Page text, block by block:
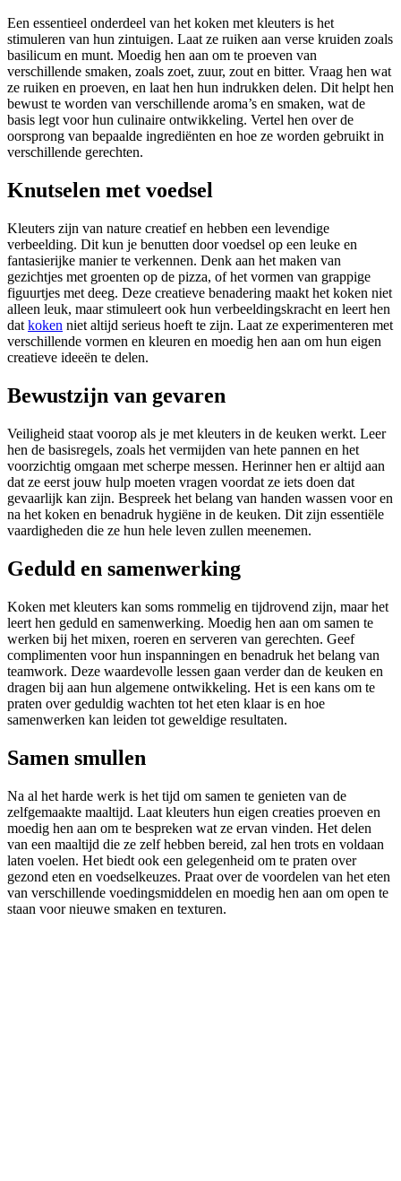
Een essentieel onderdeel van het koken met kleuters is het
stimuleren van hun zintuigen. Laat ze ruiken aan verse kruiden zoals
basilicum en munt. Moedig hen aan om te proeven van
verschillende smaken, zoals zoet, zuur, zout en bitter. Vraag hen wat
ze ruiken en proeven, en laat hen hun indrukken delen. Dit helpt hen
bewust te worden van verschillende aroma’s en smaken, wat de
basis legt voor hun culinaire ontwikkeling. Vertel hen over de
oorsprong van bepaalde ingrediënten en hoe ze worden gebruikt in
verschillende gerechten.
Knutselen met voedsel
Kleuters zijn van nature creatief en hebben een levendige
verbeelding. Dit kun je benutten door voedsel op een leuke en
fantasierijke manier te verkennen. Denk aan het maken van
gezichtjes met groenten op de pizza, of het vormen van grappige
figuurtjes met deeg. Deze creatieve benadering maakt het koken niet
alleen leuk, maar stimuleert ook hun verbeeldingskracht en leert hen
dat koken niet altijd serieus hoeft te zijn. Laat ze experimenteren met
verschillende vormen en kleuren en moedig hen aan om hun eigen
creatieve ideeën te delen.
Bewustzijn van gevaren
Veiligheid staat voorop als je met kleuters in de keuken werkt. Leer
hen de basisregels, zoals het vermijden van hete pannen en het
voorzichtig omgaan met scherpe messen. Herinner hen er altijd aan
dat ze eerst jouw hulp moeten vragen voordat ze iets doen dat
gevaarlijk kan zijn. Bespreek het belang van handen wassen voor en
na het koken en benadruk hygiëne in de keuken. Dit zijn essentiële
vaardigheden die ze hun hele leven zullen meenemen.
Geduld en samenwerking
Koken met kleuters kan soms rommelig en tijdrovend zijn, maar het
leert hen geduld en samenwerking. Moedig hen aan om samen te
werken bij het mixen, roeren en serveren van gerechten. Geef
complimenten voor hun inspanningen en benadruk het belang van
teamwork. Deze waardevolle lessen gaan verder dan de keuken en
dragen bij aan hun algemene ontwikkeling. Het is een kans om te
praten over geduldig wachten tot het eten klaar is en hoe
samenwerken kan leiden tot geweldige resultaten.
Samen smullen
Na al het harde werk is het tijd om samen te genieten van de
zelfgemaakte maaltijd. Laat kleuters hun eigen creaties proeven en
moedig hen aan om te bespreken wat ze ervan vinden. Het delen
van een maaltijd die ze zelf hebben bereid, zal hen trots en voldaan
laten voelen. Het biedt ook een gelegenheid om te praten over
gezond eten en voedselkeuzes. Praat over de voordelen van het eten
van verschillende voedingsmiddelen en moedig hen aan om open te
staan voor nieuwe smaken en texturen.